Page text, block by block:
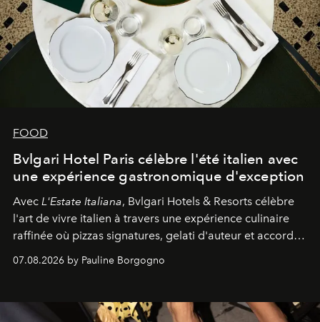
FOOD
Bvlgari Hotel Paris célèbre l'été italien avec
une expérience gastronomique d'exception
Avec L'Estate Italiana, Bvlgari Hotels & Resorts célèbre
l'art de vivre italien à travers une expérience culinaire
raffinée où pizzas signatures, gelati d'auteur et accords
d'exception composent un véritable voyage sensoriel.
07.08.2026 by Pauline Borgogno